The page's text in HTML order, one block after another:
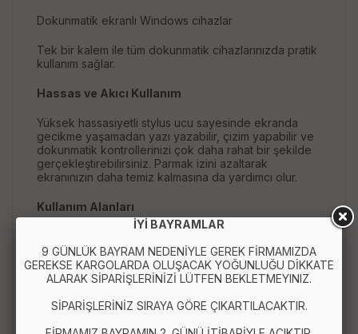
Dokunmatik ekranlı Windows cihazlar
Tek bir kalem ile tüm dokunmatik cihazlarınızda pratik
kullanım sağlar.
Hassas ve Akıcı Kullanım
Yüksek hassasiyetli stylus ucu sayesinde ekranda
gecikme yaşamadan yazı yazabilir, çizim yapabilir ve
dokunmatik kontrollerinizi çok daha rahat bir şekilde
gerçekleştirebilirsiniz. Parmak izini azaltarak
ekranınızın daha temiz kalmasına da yardımcı olur.
Kullanım Alanları
Not alma
Online ders ve eğitim
İYİ BAYRAMLAR
9 GÜNLÜK BAYRAM NEDENİYLE GEREK FİRMAMIZDA
GEREKSE KARGOLARDA OLUŞACAK YOĞUNLUĞU DİKKATE
ALARAK SİPARİŞLERİNİZİ LÜTFEN BEKLETMEYINIZ.
SİPARİŞLERİNİZ SIRAYA GÖRE ÇIKARTILACAKTIR.